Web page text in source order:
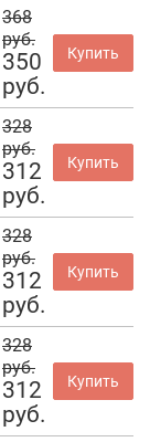
368
руб.
350
руб.
Купить
328
руб.
312
руб.
Купить
328
руб.
312
руб.
Купить
328
руб.
312
руб.
Купить